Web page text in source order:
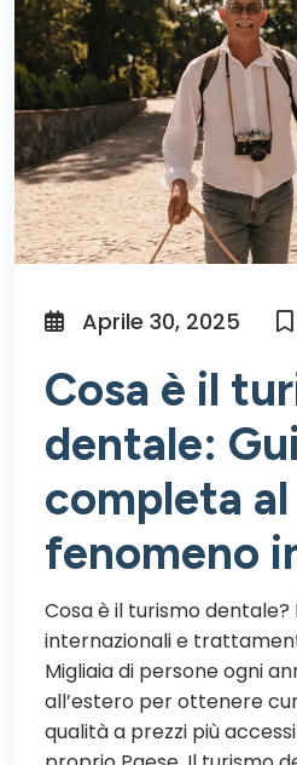
Aprile 30, 2025
Cosa è il
dentale:
completa al
fenomeno
Cosa è il turismo dentale?
internazionali e
Migliaia di persone ogni
all’estero per ottenere
qualità a prezzi più